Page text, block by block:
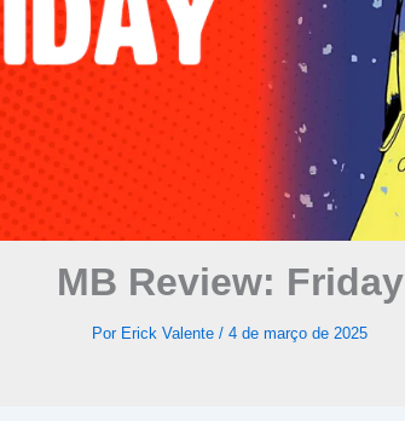
MB Review: Friday
Por Erick Valente / 4 de março de 2025